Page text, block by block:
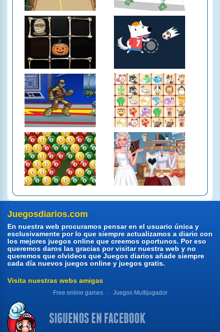
Juegosdiarios.com
En nuestra web procuramos pensar en el usuario única y
esclusivamente por lo que siempre actualizamos a diario con
los mejores juegos online que creemos oportunos. Por eso
queremos daros las gracias por visitar nuestra web y no
queremos que olvideos que Juegos diarios añade siempre
cada día nuevos juegos online y juegos gratis.
Visita nuestras webs amigas
Free online games Juegos Multijugador